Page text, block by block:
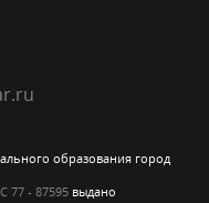
образования город
- 87595 выдано